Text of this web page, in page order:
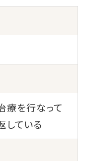
療を行なって
している